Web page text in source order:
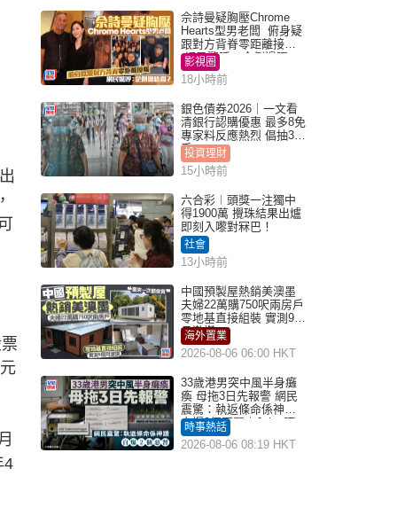
4
佘詩曼疑胸壓Chrome
Hearts型男老闆 俯身疑
跟對方背脊零距離接觸
網民驚呼：企側邊唔
得？
影視圈
18小時前
銀色債券2026｜一文看
清銀行認購優惠 最多8免
專家料反應熱烈 倡抽30
手
投資理財
15小時前
六合彩︱頭獎一注獨中
得1900萬 攪珠結果出爐
即刻入嚟對冧巴！
社會
13小時前
中國預製屋熱銷美澳墨
夫婦22萬購750呎兩房戶
零地基直接組裝 實測9個
月激讚
海外置業
2026-08-06 06:00 HKT
33歲港男突中風半身癱
瘓 母拖3日先報警 網民
震驚：執返條命係神蹟
自爆2個惡習｜Juicy叮
時事熱話
2026-08-06 08:19 HKT